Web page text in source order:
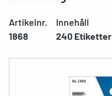
Artikelnr.
1868
Innehåll
240 Etiketter